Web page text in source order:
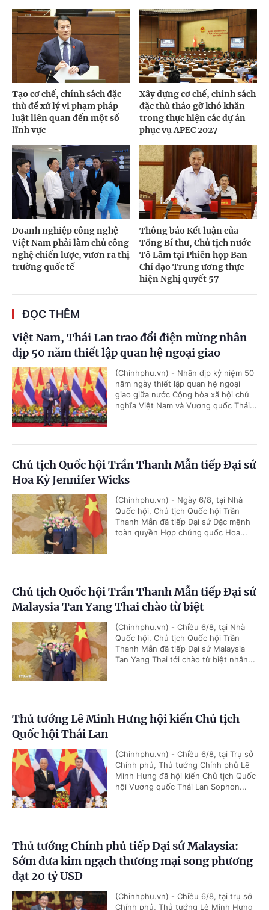
Tạo cơ chế, chính sách đặc
thù để xử lý vi phạm pháp
luật liên quan đến một số
lĩnh vực
Xây dựng cơ chế, chính sách
đặc thù tháo gỡ khó khăn
trong thực hiện các dự án
phục vụ APEC 2027
Doanh nghiệp công nghệ
Việt Nam phải làm chủ công
nghệ chiến lược, vươn ra thị
trường quốc tế
Thông báo Kết luận của
Tổng Bí thư, Chủ tịch nước
Tô Lâm tại Phiên họp Ban
Chỉ đạo Trung ương thực
hiện Nghị quyết 57
ĐỌC THÊM
Việt Nam, Thái Lan trao đổi điện mừng nhân
dịp 50 năm thiết lập quan hệ ngoại giao
(Chinhphu.vn) - Nhân dịp kỷ niệm 50
năm ngày thiết lập quan hệ ngoại
giao giữa nước Cộng hòa xã hội chủ
nghĩa Việt Nam và Vương quốc Thái...
Chủ tịch Quốc hội Trần Thanh Mẫn tiếp Đại sứ
Hoa Kỳ Jennifer Wicks
(Chinhphu.vn) - Ngày 6/8, tại Nhà
Quốc hội, Chủ tịch Quốc hội Trần
Thanh Mẫn đã tiếp Đại sứ Đặc mệnh
toàn quyền Hợp chúng quốc Hoa...
Chủ tịch Quốc hội Trần Thanh Mẫn tiếp Đại sứ
Malaysia Tan Yang Thai chào từ biệt
(Chinhphu.vn) - Chiều 6/8, tại Nhà
Quốc hội, Chủ tịch Quốc hội Trần
Thanh Mẫn đã tiếp Đại sứ Malaysia
Tan Yang Thai tới chào từ biệt nhân...
Thủ tướng Lê Minh Hưng hội kiến Chủ tịch
Quốc hội Thái Lan
(Chinhphu.vn) - Chiều 6/8, tại Trụ sở
Chính phủ, Thủ tướng Chính phủ Lê
Minh Hưng đã hội kiến Chủ tịch Quốc
hội Vương quốc Thái Lan Sophon...
Thủ tướng Chính phủ tiếp Đại sứ Malaysia:
Sớm đưa kim ngạch thương mại song phương
đạt 20 tỷ USD
(Chinhphu.vn) - Chiều 6/8, tại trụ sở
Chính phủ, Thủ tướng Lê Minh Hưng